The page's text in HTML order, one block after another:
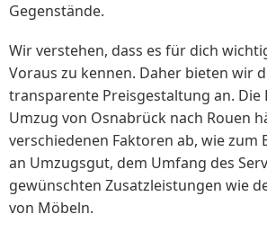
Gegenstände.
Wir verstehen, dass es für dich
Voraus zu kennen. Daher bieten wir
transparente Preisgestaltung an. Die
Umzug von Osnabrück nach Rouen
verschiedenen Faktoren ab, wie zum
an Umzugsgut, dem Umfang des
gewünschten Zusatzleistungen wie
von Möbeln.